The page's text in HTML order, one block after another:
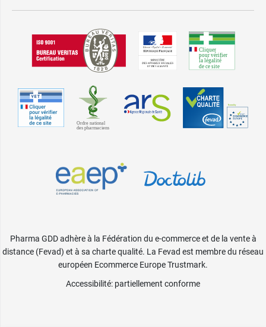
Pharma GDD adhère à la Fédération du e-commerce et de la vente à
distance (Fevad) et à sa charte qualité. La Fevad est membre du réseau
européen Ecommerce Europe Trustmark.
Accessibilité: partiellement conforme